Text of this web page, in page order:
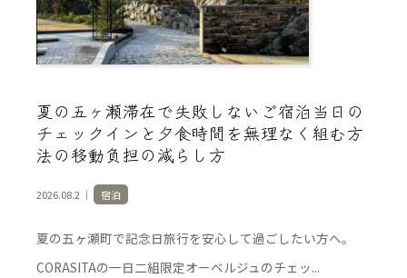
夏の五ヶ瀬滞在で失敗しないご宿泊当日の
チェックインと夕食時間を無理なく組む方
法の移動負担の減らし方
2026.08.2 ｜ 宿泊
夏の五ヶ瀬町で記念日旅行を安心して過ごしたい方へ。
CORASITAの一日二組限定オーベルジュのチェッ...